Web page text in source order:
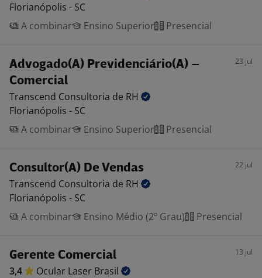
Florianópolis - SC
A combinar
Ensino Superior Presencial
Advogado(A) Previdenciário(A) –
Comercial
23 jul
Transcend Consultoria de RH
Florianópolis - SC
A combinar
Ensino Superior Presencial
Consultor(A) De Vendas 22 jul
Transcend Consultoria de RH
Florianópolis - SC
A combinar
Ensino Médio (2º Grau) Presencial
Gerente Comercial 13 jul
3,4 Ocular Laser Brasil